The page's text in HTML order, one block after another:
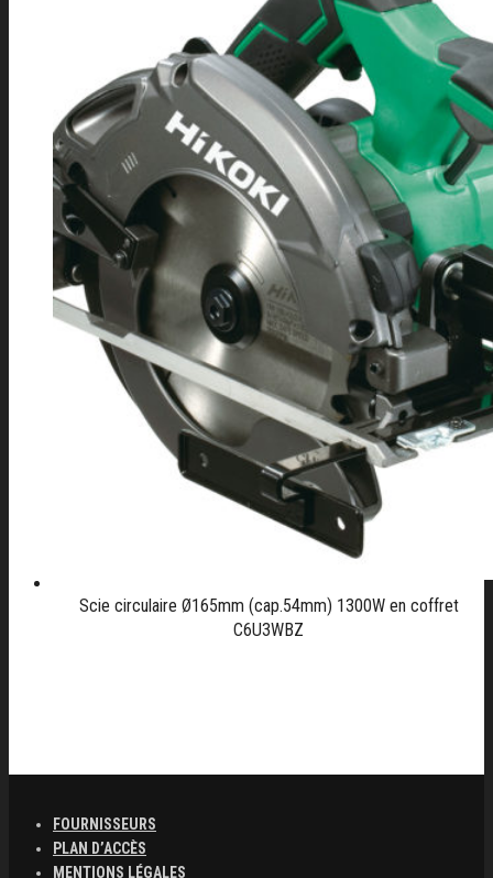
Scie circulaire Ø165mm (cap.54mm) 1300W en coffret
C6U3WBZ
FOURNISSEURS
PLAN D’ACCÈS
MENTIONS LÉGALES